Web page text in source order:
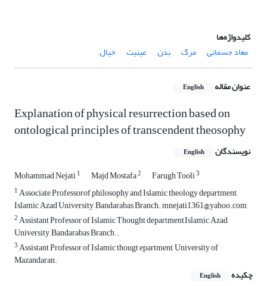
کلیدواژه‌ها
معاد جسمانی
مرگ بدن عینیت خیال
عنوان مقاله English
Explanation of physical resurrection based on
ontological principles of transcendent theosophy
نویسندگان English
Mohammad Nejati1 Majd Mostafa2 Farugh Tooli3
1Associate Professorof philosophy and Islamic theology department,
Islamic Azad University, Bandarabas Branch. mnejati1361@yahoo.com
2Assistant Professor of Islamic Thought department,Islamic Azad
University, Bandarabas Branch..
3Assistant Professor of Islamic thougt epartment, University of
Mazandaran.
چکیده
English